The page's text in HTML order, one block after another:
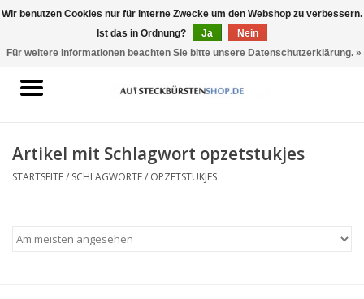
Startseite
Oral-B
Artikel mit Schlagwort opzetstukjes
STARTSEITE/ SCHLAGWORTE/ OPZETSTUKJES
Wir benutzen Cookies nur für interne Zwecke um den Webshop zu verbessern.
Ist das in Ordnung?
Ja
Nein
Für weitere Informationen beachten Sie bitte unsere Datenschutzerklärung. »